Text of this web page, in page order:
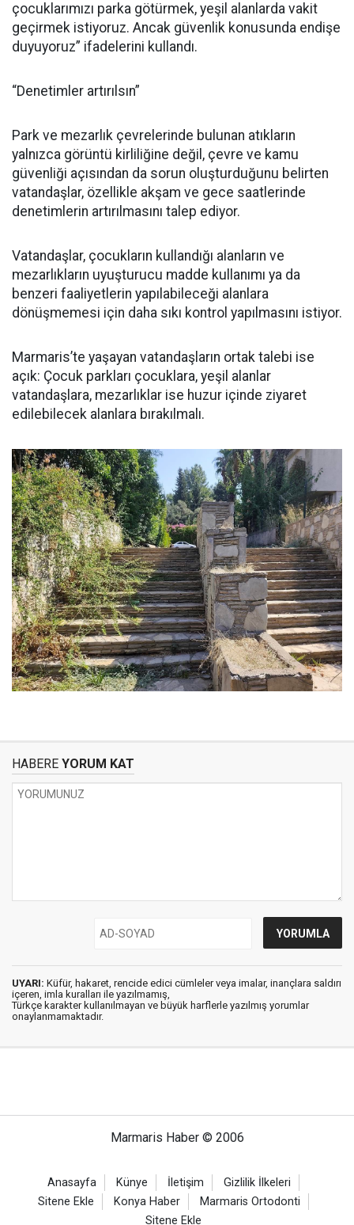
çocuklarımızı parka götürmek, yeşil alanlarda vakit
geçirmek istiyoruz. Ancak güvenlik konusunda endişe
duyuyoruz” ifadelerini kullandı.
“Denetimler artırılsın”
Park ve mezarlık çevrelerinde bulunan atıkların
yalnızca görüntü kirliliğine değil, çevre ve kamu
güvenliği açısından da sorun oluşturduğunu belirten
vatandaşlar, özellikle akşam ve gece saatlerinde
denetimlerin artırılmasını talep ediyor.
Vatandaşlar, çocukların kullandığı alanların ve
mezarlıkların uyuşturucu madde kullanımı ya da
benzeri faaliyetlerin yapılabileceği alanlara
dönüşmemesi için daha sıkı kontrol yapılmasını istiyor.
Marmaris’te yaşayan vatandaşların ortak talebi ise
açık: Çocuk parkları çocuklara, yeşil alanlar
vatandaşlara, mezarlıklar ise huzur içinde ziyaret
edilebilecek alanlara bırakılmalı.
HABERE YORUM KAT
UYARI: Küfür, hakaret, rencide edici cümleler veya imalar, inançlara saldırı
içeren, imla kuralları ile yazılmamış,
Türkçe karakter kullanılmayan ve büyük harflerle yazılmış yorumlar
onaylanmamaktadır.
Marmaris Haber © 2006
Anasayfa Künye İletişim
Gizlilik İlkeleri
Sitene Ekle
Konya Haber
Marmaris Ortodonti
Sitene Ekle